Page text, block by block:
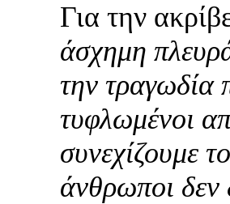
Για την
άσχημη
την τραγωδία
τυφλωμένοι
συνεχίζουμε
άνθρωποι δεν